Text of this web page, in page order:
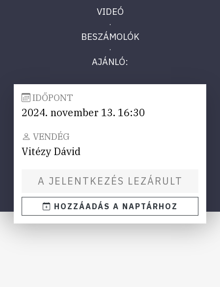
VIDEÓ
·
BESZÁMOLÓK
·
AJÁNLÓ:
IDŐPONT
2024. november 13. 16:30
VENDÉG
Vitézy Dávid
A JELENTKEZÉS LEZÁRULT
HOZZÁADÁS A NAPTÁRHOZ